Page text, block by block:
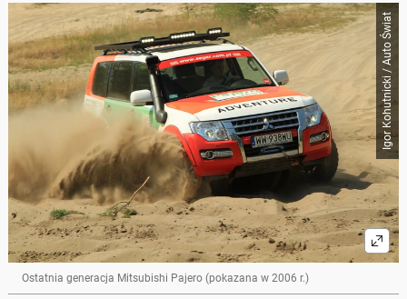
Igor Kohutnicki / Auto Świat
Ostatnia generacja Mitsubishi Pajero (pokazana w 2006 r.)